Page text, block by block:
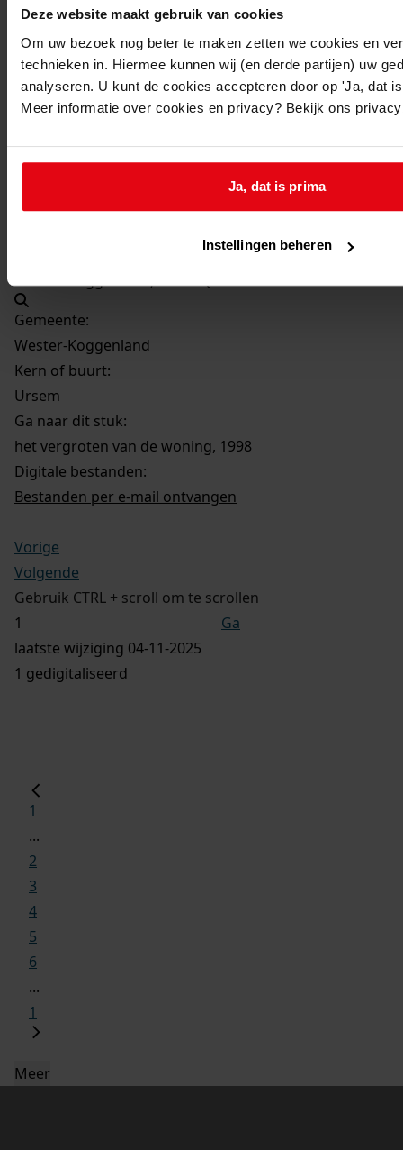
Deze website maakt gebruik van cookies
Om uw bezoek nog beter te maken zetten we cookies en
technieken in. Hiermee kunnen wij (en derde partijen) uw
analyseren. U kunt de cookies accepteren door op 'Ja, dat
Meer informatie over cookies en privacy? Bekijk ons
Ja, dat is prima
Instellingen beheren
1998
Beschrijving:
het vergroten van de woning
Datum vergunning:
06-10-1998
Wester-Koggenland, sectie Q 331
Gemeente:
Wester-Koggenland
Kern of buurt:
Ursem
Ga naar dit stuk:
het vergroten van de woning, 1998
Digitale bestanden:
Bestanden per e-mail ontvangen
Vorige
Volgende
Gebruik CTRL + scroll om te scrollen
Ga
laatste wijziging 04-11-2025
1 gedigitaliseerd
1
...
2
3
4
5
6
...
1
Meer